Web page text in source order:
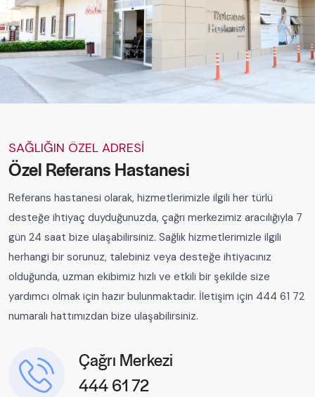
SAĞLIĞIN ÖZEL ADRESİ
Özel Referans Hastanesi
Referans hastanesi olarak, hizmetlerimizle ilgili her türlü
desteğe ihtiyaç duyduğunuzda, çağrı merkezimiz aracılığıyla 7
gün 24 saat bize ulaşabilirsiniz. Sağlık hizmetlerimizle ilgili
herhangi bir sorunuz, talebiniz veya desteğe ihtiyacınız
olduğunda, uzman ekibimiz hızlı ve etkili bir şekilde size
yardımcı olmak için hazır bulunmaktadır. İletişim için 444 61 72
numaralı hattımızdan bize ulaşabilirsiniz.
Çağrı Merkezi
444 61 72